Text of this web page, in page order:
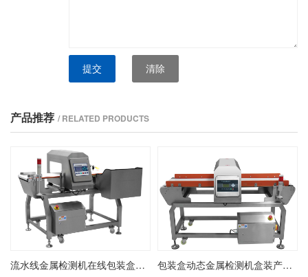
提交 清除
产品推荐 / RELATED PRODUCTS
流水线金属检测机在线包装盒金检机金属异物检测剔除机 包装盒动态金属检测机盒装产品金属异物检测机盒装在线金检机